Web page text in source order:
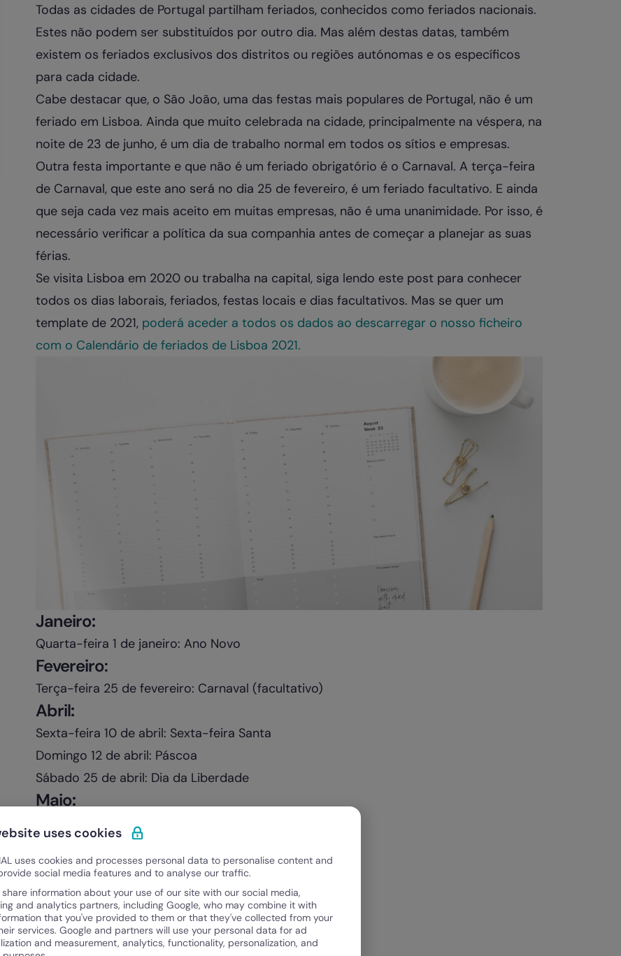
Todas as cidades de Portugal partilham feriados, conhecidos como feriados nacionais.
Estes não podem ser substituídos por outro dia. Mas além destas datas, também
existem os feriados exclusivos dos distritos ou regiões autónomas e os específicos
para cada cidade.
Cabe destacar que, o São João, uma das festas mais populares de Portugal, não é um
feriado em Lisboa. Ainda que muito celebrada na cidade, principalmente na véspera, na
noite de 23 de junho, é um dia de trabalho normal em todos os sítios e empresas.
Outra festa importante e que não é um feriado obrigatório é o Carnaval. A terça-feira
de Carnaval, que este ano será no dia 25 de fevereiro, é um feriado facultativo. E ainda
que seja cada vez mais aceito em muitas empresas, não é uma unanimidade. Por isso, é
necessário verificar a política da sua companhia antes de começar a planejar as suas
férias.
Se visita Lisboa em 2020 ou trabalha na capital, siga lendo este post para conhecer
todos os dias laborais, feriados, festas locais e dias facultativos. Mas se quer um
template de 2021,poderá aceder a todos os dados ao descarregar o nosso ficheiro
com o Calendário de feriados de Lisboa 2021.
Janeiro:
Quarta-feira 1 de janeiro: Ano Novo
Fevereiro:
Terça-feira 25 de fevereiro: Carnaval (facultativo)
Abril:
Sexta-feira 10 de abril: Sexta-feira Santa
Domingo 12 de abril: Páscoa
Sábado 25 de abril: Dia da Liberdade
Maio:
Sexta-feira 1 de maio: Dia do trabalhador
Junho:
Quarta-feira 10 de junho: Dia de Portugal
Quinta-feira 11 de junho: Corpo de Deus
Sábado 13 de junho: Santo António de Lisboa
Agosto:
uses cookies
uses cookies and processes personal data to personalise content and
social media features and to analyse our traffic.
share information about your use of our site with our social media,
and analytics partners, including Google, who may combine it with
that you've provided to them or that they've collected from your
services. Google and partners will use your personal data for ad
and measurement, analytics, functionality, personalization, and